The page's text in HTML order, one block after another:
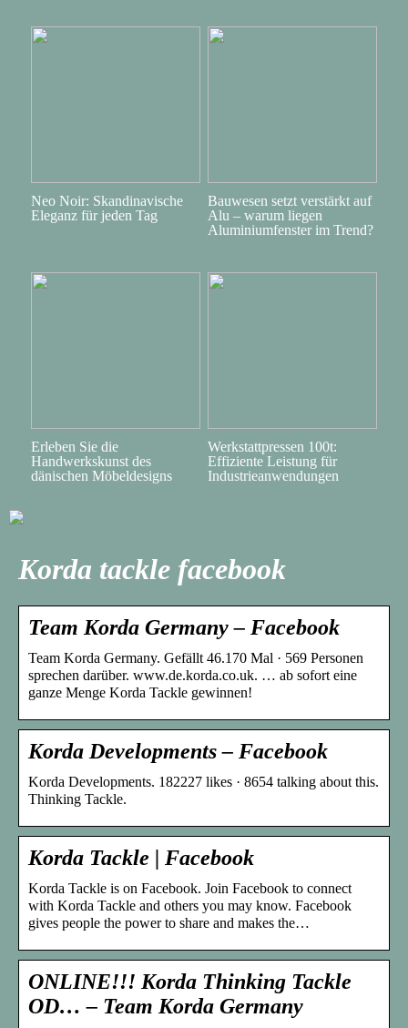
Neo Noir: Skandinavische
Eleganz für jeden Tag
Bauwesen setzt verstärkt auf
Alu – warum liegen
Aluminiumfenster im Trend?
Erleben Sie die
Handwerkskunst des
dänischen Möbeldesigns
Werkstattpressen 100t:
Effiziente Leistung für
Industrieanwendungen
Korda tackle facebook
Team Korda Germany – Facebook
Team Korda Germany. Gefällt 46.170 Mal · 569 Personen
sprechen darüber. www.de.korda.co.uk. … ab sofort eine
ganze Menge Korda Tackle gewinnen!
Korda Developments – Facebook
Korda Developments. 182227 likes · 8654 talking about this.
Thinking Tackle.
Korda Tackle | Facebook
Korda Tackle is on Facebook. Join Facebook to connect
with Korda Tackle and others you may know. Facebook
gives people the power to share and makes the…
ONLINE!!! Korda Thinking Tackle
OD… – Team Korda Germany